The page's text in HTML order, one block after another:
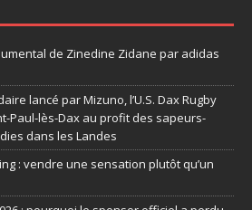
de Zinedine Zidane par adidas
lancé par Mizuno, l’U.S. Dax Rugby
Paul-lès-Dax au profit des sapeurs-
dans les Landes
: vendre une sensation plutôt qu’un